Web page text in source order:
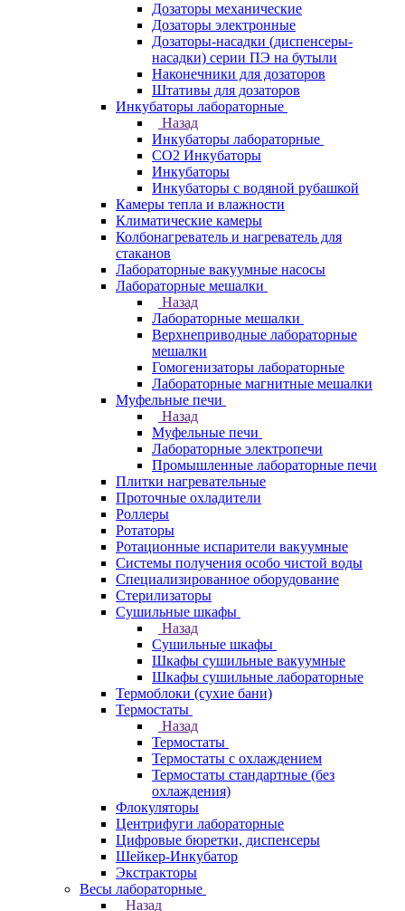
Дозаторы механические
Дозаторы электронные
Дозаторы-насадки (диспенсеры-
насадки) серии ПЭ на бутыли
Наконечники для дозаторов
Штативы для дозаторов
Инкубаторы лабораторные
Назад
Инкубаторы лабораторные
CO2 Инкубаторы
Инкубаторы
Инкубаторы с водяной рубашкой
Камеры тепла и влажности
Климатические камеры
Колбонагреватель и нагреватель для
стаканов
Лабораторные вакуумные насосы
Лабораторные мешалки
Назад
Лабораторные мешалки
Верхнеприводные лабораторные
мешалки
Гомогенизаторы лабораторные
Лабораторные магнитные мешалки
Муфельные печи
Назад
Муфельные печи
Лабораторные электропечи
Промышленные лабораторные печи
Плитки нагревательные
Проточные охладители
Роллеры
Ротаторы
Ротационные испарители вакуумные
Системы получения особо чистой воды
Специализированное оборудование
Стерилизаторы
Сушильные шкафы
Назад
Сушильные шкафы
Шкафы сушильные вакуумные
Шкафы сушильные лабораторные
Термоблоки (сухие бани)
Термостаты
Назад
Термостаты
Термостаты с охлаждением
Термостаты стандартные (без
охлаждения)
Флокуляторы
Центрифуги лабораторные
Цифровые бюретки, диспенсеры
Шейкер-Инкубатор
Экстракторы
Весы лабораторные
Назад